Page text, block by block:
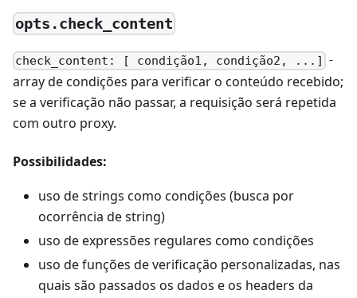
opts.check_content
check_content: [ condição1, condição2, ...] -
array de condições para verificar o conteúdo recebido;
se a verificação não passar, a requisição será repetida
com outro proxy.
Possibilidades:
uso de strings como condições (busca por
ocorrência de string)
uso de expressões regulares como condições
uso de funções de verificação personalizadas, nas
quais são passados os dados e os headers da